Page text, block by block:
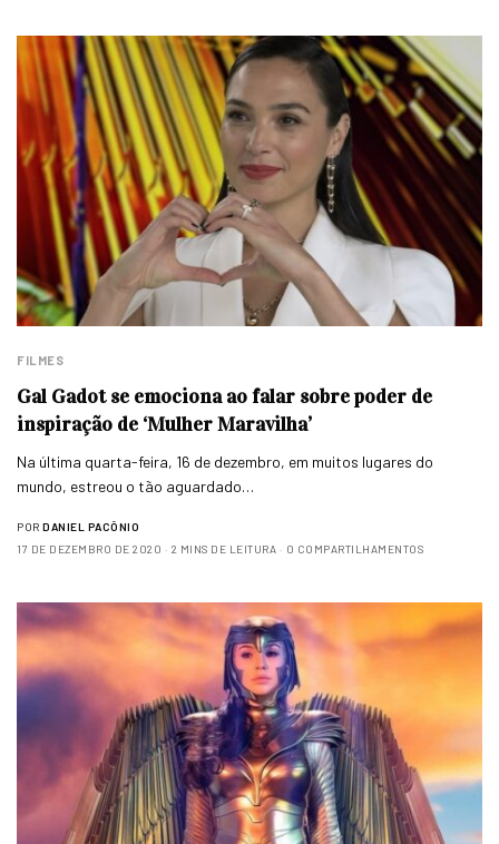
FILMES
Gal Gadot se emociona ao falar sobre poder de
inspiração de ‘Mulher Maravilha’
Na última quarta-feira, 16 de dezembro, em muitos lugares do
mundo, estreou o tão aguardado…
POR DANIEL PACÔNIO
17 DE DEZEMBRO DE 2020
2 MINS DE LEITURA 0 COMPARTILHAMENTOS